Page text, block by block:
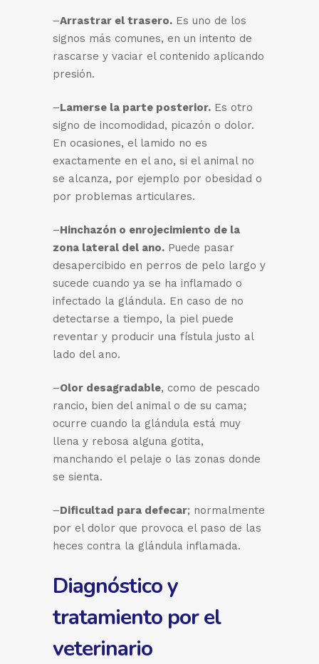
–Arrastrar el trasero. Es uno de los
signos más comunes, en un intento de
rascarse y vaciar el contenido aplicando
presión.
–Lamerse la parte posterior. Es otro
signo de incomodidad, picazón o dolor.
En ocasiones, el lamido no es
exactamente en el ano, si el animal no
se alcanza, por ejemplo por obesidad o
por problemas articulares.
–Hinchazón o enrojecimiento de la
zona lateral del ano. Puede pasar
desapercibido en perros de pelo largo y
sucede cuando ya se ha inflamado o
infectado la glándula. En caso de no
detectarse a tiempo, la piel puede
reventar y producir una fístula justo al
lado del ano.
–Olor desagradable, como de pescado
rancio, bien del animal o de su cama;
ocurre cuando la glándula está muy
llena y rebosa alguna gotita,
manchando el pelaje o las zonas donde
se sienta.
–Dificultad para defecar; normalmente
por el dolor que provoca el paso de las
heces contra la glándula inflamada.
Diagnóstico y
tratamiento por el
veterinario